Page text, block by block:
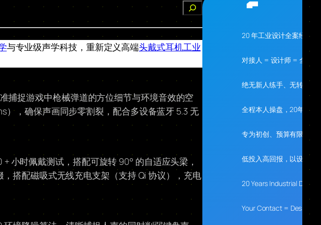
搜
索
与专业级声学科技，重新定义高端头戴式耳机工业
捕捉游戏中枪械弹道的方位细节与环境音效的空
，确保声画同步零割裂，配合多设备蓝牙 5.3 无
小时佩戴测试，搭配可旋转 90° 的自适应头梁，
搭配磁吸式无线充电支架（支持 Qi 协议），充电
20 年工业设计全案经验
对接人 = 设计师 = 全程
绝无新人练手、无转包、
全程本人操盘，20年经验
专为初创、预算有限、需
低投入高回报，以设计落
20 Years Industrial
Your Contact = Designer